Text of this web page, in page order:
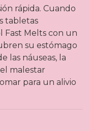
rápida. Cuando
tabletas
Fast Melts con un
su estómago
las náuseas, la
malestar
para un alivio